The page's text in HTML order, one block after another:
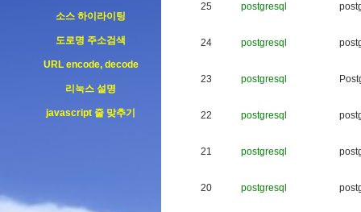
소스 하이라이팅
도로명 주소검색
URL encode, decode
리눅스 설명
javascript 줄 맞추기
25 postgresql post
24 postgresql post
23 postgresql Post
22 postgresql post
21 postgresql post
20 postgresql post